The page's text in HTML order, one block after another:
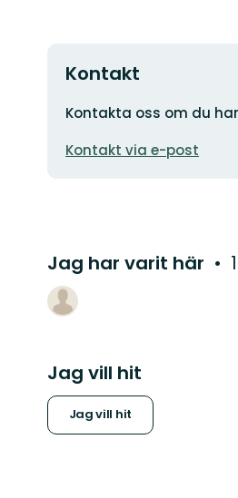
Kontakt
Adress
Kontakta oss om du
postadress
Kontakt via e-post
Jag har varit här 1
Jag vill hit
Jag vill hit